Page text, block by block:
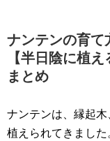
ナンテンの育て
【半日陰に植
まとめ
ナンテンは、縁起
植えられてきまし